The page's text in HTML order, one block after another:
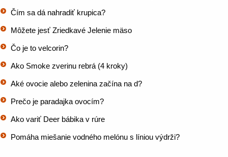
Čím sa dá nahradiť krupica?
Môžete jesť Zriedkavé Jelenie mäso
Čo je to velcorin?
Ako Smoke zverinu rebrá (4 kroky)
Aké ovocie alebo zelenina začína na d?
Prečo je paradajka ovocím?
Ako variť Deer bábika v rúre
Pomáha miešanie vodného melónu s líniou výdrži?